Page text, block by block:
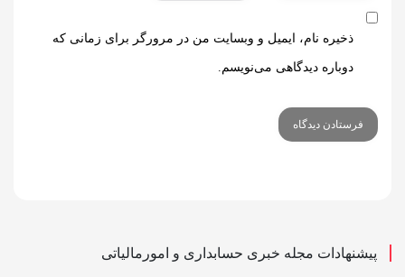
ذخیره نام، ایمیل و وبسایت من در مرورگر برای زمانی که
دوباره دیدگاهی می‌نویسم.
پیشنهادات مجله خبری حسابداری و امورمالیاتی